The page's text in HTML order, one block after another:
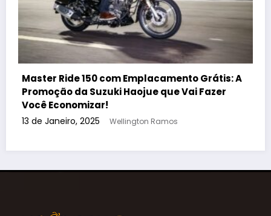
Nova Ducati Scrambler Icon: Geração
Vibrante Chega ao Brasil com Preço Especial
8 de Novembro, 2024